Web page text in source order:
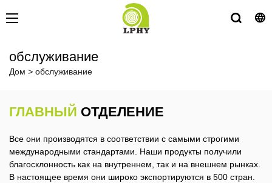
обслуживание
Дом > обслуживание
ГЛАВНЫЙ ОТДЕЛЕНИЕ
Все они производятся в соответствии с самыми строгими
международными стандартами. Наши продукты получили
благосклонность как на внутреннем, так и на внешнем рынках.
В настоящее время они широко экспортируются в 500 стран.